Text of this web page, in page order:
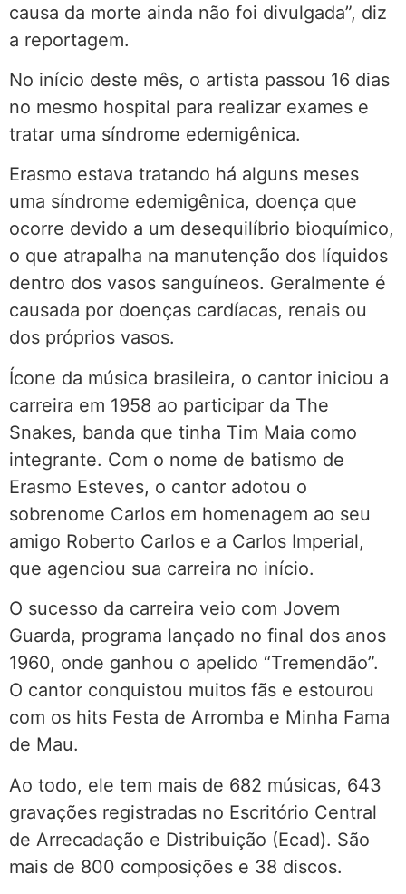
causa da morte ainda não foi divulgada”, diz
a reportagem.
No início deste mês, o artista passou 16 dias
no mesmo hospital para realizar exames e
tratar uma síndrome edemigênica.
Erasmo estava tratando há alguns meses
uma síndrome edemigênica, doença que
ocorre devido a um desequilíbrio bioquímico,
o que atrapalha na manutenção dos líquidos
dentro dos vasos sanguíneos. Geralmente é
causada por doenças cardíacas, renais ou
dos próprios vasos.
Ícone da música brasileira, o cantor iniciou a
carreira em 1958 ao participar da The
Snakes, banda que tinha Tim Maia como
integrante. Com o nome de batismo de
Erasmo Esteves, o cantor adotou o
sobrenome Carlos em homenagem ao seu
amigo Roberto Carlos e a Carlos Imperial,
que agenciou sua carreira no início.
O sucesso da carreira veio com Jovem
Guarda, programa lançado no final dos anos
1960, onde ganhou o apelido “Tremendão”.
O cantor conquistou muitos fãs e estourou
com os hits Festa de Arromba e Minha Fama
de Mau.
Ao todo, ele tem mais de 682 músicas, 643
gravações registradas no Escritório Central
de Arrecadação e Distribuição (Ecad). São
mais de 800 composições e 38 discos.